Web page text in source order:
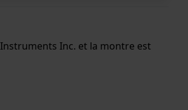
Inc. et la montre est